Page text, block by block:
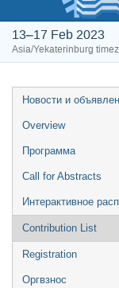
13–17 Feb 2023
Asia/Yekaterinburg
Event
menu
Новости и
Overview
Программа
Call for Abstracts
Интерактивное
Contribution List
Registration
Оргвзнос